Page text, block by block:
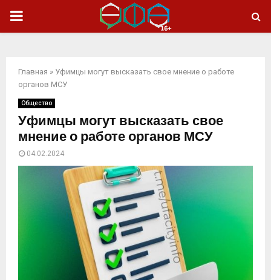
ОСНОВНОЕ
Главная » Уфимцы могут высказать свое мнение о работе
органов МСУ
Общество
Уфимцы могут высказать свое
мнение о работе органов МСУ
04.02.2024